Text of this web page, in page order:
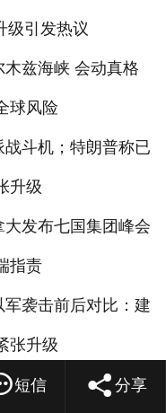
级引发热议
兹海峡 会动真格
球风险
斗机；特朗普称已
升级
发布七国集团峰会
指责
袭击前后对比：建
张升级
剿”，谢寒冰：装
短信  分享